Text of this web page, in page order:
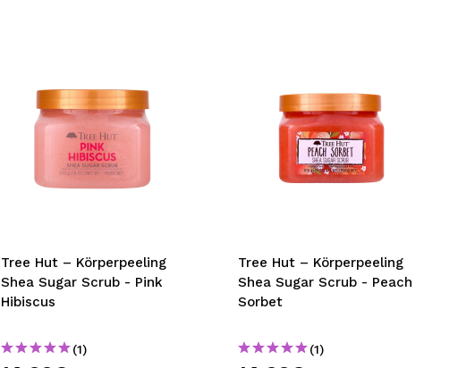
Tree Hut – Körperpeeling
Shea Sugar Scrub - Pink
Hibiscus
(1)
Tree Hut – Körperpeeling
Shea Sugar Scrub - Peach
Sorbet
(1)